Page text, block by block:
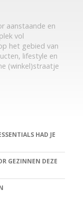
aanstaande en
vol
het gebied van
lifestyle en
(winkel)straatje
HAD JE
GEZINNEN DEZE